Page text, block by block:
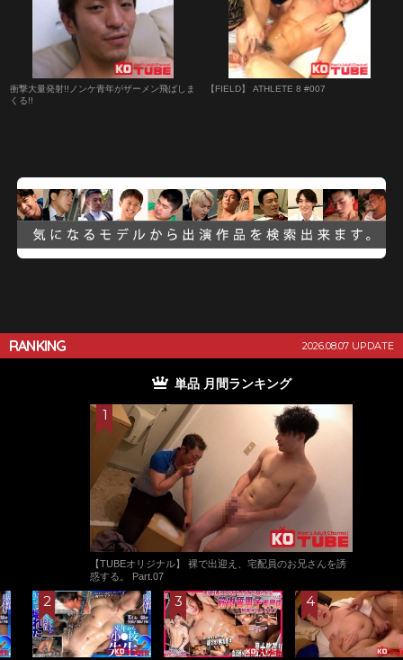
衝撃大量発射!!ノンケ青年がザーメン飛ばしま
くる!!
【FIELD】 ATHLETE 8 #007
RANKING 2026.08.07 UPDATE
単品 月間ランキング
【TUBEオリジナル】 裸で出迎え、宅配員のお兄さんを誘
惑する。 Part.07